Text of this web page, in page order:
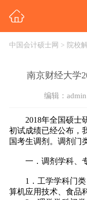
中国会计硕士网 > 院校
南京财经大学
编辑：admin
2018年全国硕士研
初试成绩已经公布，
国考生调剂。调剂门
一．调剂学科、
1．工学学科门类
算机应用技术、食品